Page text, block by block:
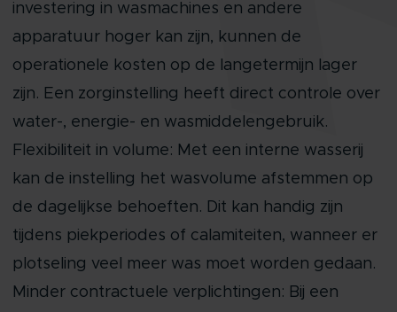
investering in wasmachines en andere
apparatuur hoger kan zijn, kunnen de
operationele kosten op de langetermijn lager
zijn. Een zorginstelling heeft direct controle over
water-, energie- en wasmiddelengebruik.
Flexibiliteit in volume: Met een interne wasserij
kan de instelling het wasvolume afstemmen op
de dagelijkse behoeften. Dit kan handig zijn
tijdens piekperiodes of calamiteiten, wanneer er
plotseling veel meer was moet worden gedaan.
Minder contractuele verplichtingen: Bij een